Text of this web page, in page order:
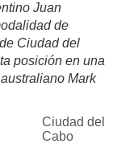
Juan
de
Ciudad del
posición en una
Mark
Ciudad del
Cabo